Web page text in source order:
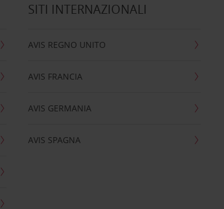
SITI INTERNAZIONALI
AVIS REGNO UNITO
AVIS FRANCIA
AVIS GERMANIA
AVIS SPAGNA